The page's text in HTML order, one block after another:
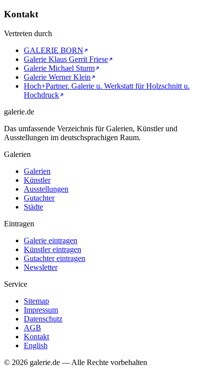
Kontakt
Vertreten durch
GALERIE BORN
Galerie Klaus Gerrit Friese
Galerie Michael Sturm
Galerie Werner Klein
Hoch+Partner. Galerie u. Werkstatt für Holzschnitt u.
Hochdruck
galerie.de
Das umfassende Verzeichnis für Galerien, Künstler und
Ausstellungen im deutschsprachigen Raum.
Galerien
Galerien
Künstler
Ausstellungen
Gutachter
Städte
Eintragen
Galerie eintragen
Künstler eintragen
Gutachter eintragen
Newsletter
Service
Sitemap
Impressum
Datenschutz
AGB
Kontakt
English
© 2026 galerie.de — Alle Rechte vorbehalten